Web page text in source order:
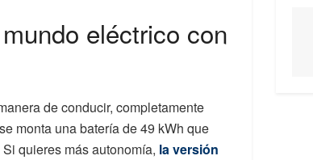
eléctrico con
de conducir, completamente
monta una batería de 49 kWh que
quieres más autonomía, la versión